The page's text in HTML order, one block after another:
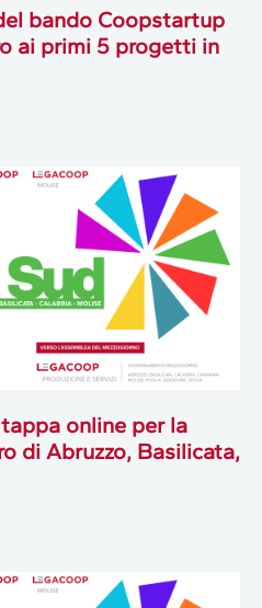
bando Coopstartup
ai primi 5 progetti in
online per la
di Abruzzo, Basilicata,